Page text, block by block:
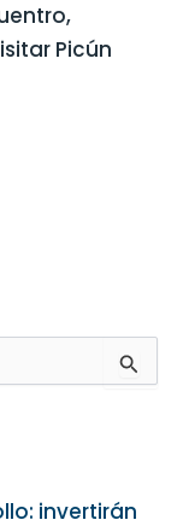
Picún
invertirán